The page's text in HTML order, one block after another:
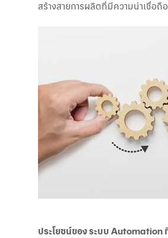
สร้างสายการผลิตที่มีความน่าเชื่อถื
ประโยชน์ของ ระบบ Automation